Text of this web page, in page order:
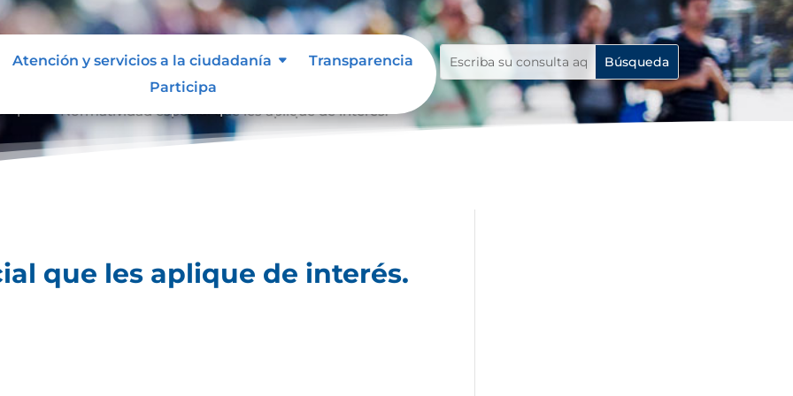
Atención y servicios a la ciudadanía
Transparencia
Participa
que les aplique de interés.